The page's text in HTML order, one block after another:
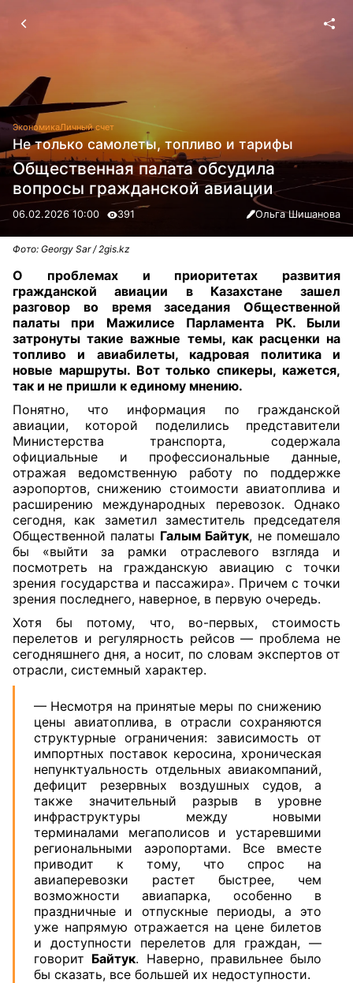
ЭкономикаЛичный счет
Не только самолеты, топливо и тарифы
Общественная палата обсудила
вопросы гражданской авиации
06.02.2026 10:00 391 Ольга Шишанова
Фото: Georgy Sar / 2gis.kz
О проблемах и приоритетах развития
гражданской авиации в Казахстане зашел
разговор во время заседания Общественной
палаты при Мажилисе Парламента РК. Были
затронуты такие важные темы, как расценки на
топливо и авиабилеты, кадровая политика и
новые маршруты. Вот только спикеры, кажется,
так и не пришли к единому мнению.
Понятно, что информация по гражданской
авиации, которой поделились представители
Министерства транспорта, содержала
официальные и профессиональные данные,
отражая ведомственную работу по поддержке
аэропортов, снижению стоимости авиатоплива и
расширению международных перевозок. Однако
сегодня, как заметил заместитель председателя
Общественной палаты Галым Байтук, не помешало
бы «выйти за рамки отраслевого взгляда и
посмотреть на гражданскую авиацию с точки
зрения государства и пассажира». Причем с точки
зрения последнего, наверное, в первую очередь.
Хотя бы потому, что, во-первых, стоимость
перелетов и регулярность рейсов — проблема не
сегодняшнего дня, а носит, по словам экспертов от
отрасли, системный характер.
— Несмотря на принятые меры по снижению
цены авиатоплива, в отрасли сохраняются
структурные ограничения: зависимость от
импортных поставок керосина, хроническая
непунктуальность отдельных авиакомпаний,
дефицит резервных воздушных судов, а
также значительный разрыв в уровне
инфраструктуры между новыми
терминалами мегаполисов и устаревшими
региональными аэропортами. Все вместе
приводит к тому, что спрос на
авиаперевозки растет быстрее, чем
возможности авиапарка, особенно в
праздничные и отпускные периоды, а это
уже напрямую отражается на цене билетов
и доступности перелетов для граждан, —
говорит Байтук. Наверно, правильнее было
бы сказать, все большей их недоступности.